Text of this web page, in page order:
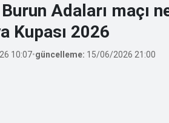
Adaları maçı
Kupası 2026
10:07•güncelleme: 15/06/2026 21:00